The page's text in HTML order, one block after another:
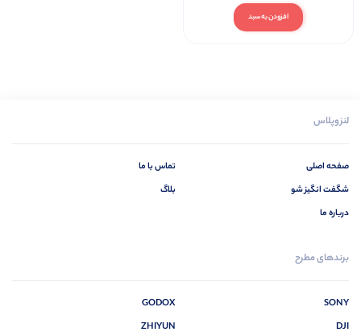
افزودن به سبد
لنزوپلاس
صفحه اصلی
شگفت انگیز شو
درباره ما
تماس با ما
بلاگ
برندهای مطرح
SONY
DJI
GODOX
ZHIYUN